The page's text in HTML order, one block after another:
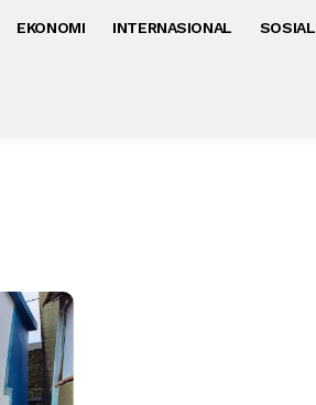
EKONOMI INTERNASIONAL SOSIAL